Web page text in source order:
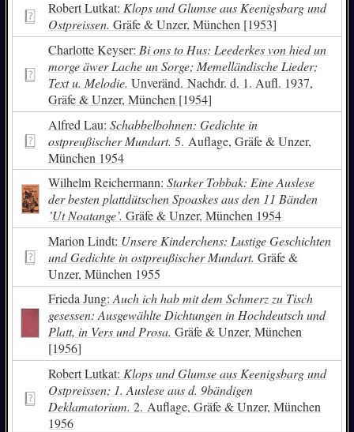
Robert Lutkat: Klops und Glumse aus Keenigsbarg und
Ostpreissen. Gräfe & Unzer, München [1953]
Charlotte Keyser: Bi ons to Hus: Leederkes von hied un
morge äwer Lache un Sorge; Memelländische Lieder;
Text u. Melodie. Unveränd. Nachdr. d. 1. Aufl. 1937,
Gräfe & Unzer, München [1954]
Alfred Lau: Schabbelbohnen: Gedichte in
ostpreußischer Mundart. 5. Auflage, Gräfe & Unzer,
München 1954
Wilhelm Reichermann: Starker Tobbak: Eine Auslese
der besten plattdütschen Spoaskes aus den 11 Bänden
’Ut Noatange’. Gräfe & Unzer, München 1954
Marion Lindt: Unsere Kinderchens: Lustige Geschichten
und Gedichte in ostpreußischer Mundart. Gräfe &
Unzer, München 1955
Frieda Jung: Auch ich hab mit dem Schmerz zu Tisch
gesessen: Ausgewählte Dichtungen in Hochdeutsch und
Platt, in Vers und Prosa. Gräfe & Unzer, München
[1956]
Robert Lutkat: Klops und Glumse aus Keenigsbarg und
Ostpreissen; 1. Auslese aus d. 9bändigen
Deklamatorium. 2. Auflage, Gräfe & Unzer, München
1956